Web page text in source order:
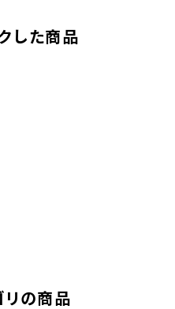
した商品
リの商品